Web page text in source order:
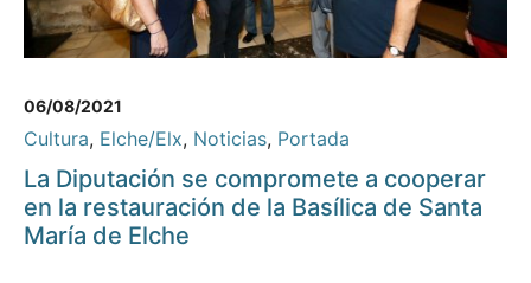
06/08/2021
Cultura, Elche/Elx, Noticias, Portada
La Diputación se compromete a cooperar
en la restauración de la Basílica de Santa
María de Elche